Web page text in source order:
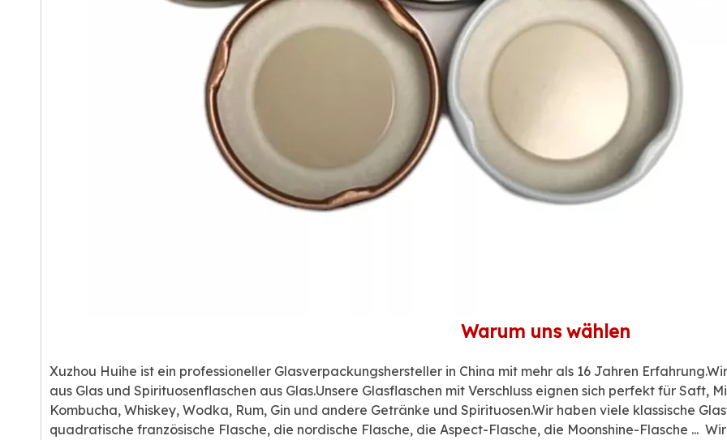
Warum uns wählen
Xuzhou Huihe ist ein professioneller Glasverpackungshersteller in China mit mehr als 16 Jahren
aus Glas und Spirituosenflaschen aus Glas.Unsere Glasflaschen mit Verschluss eignen sich perfekt für Saft,
Kombucha, Whiskey, Wodka, Rum, Gin und andere Getränke und Spirituosen.Wir haben viele klassische
quadratische französische Flasche, die nordische Flasche, die Aspect-Flasche, die Moonshine-Flasche ...